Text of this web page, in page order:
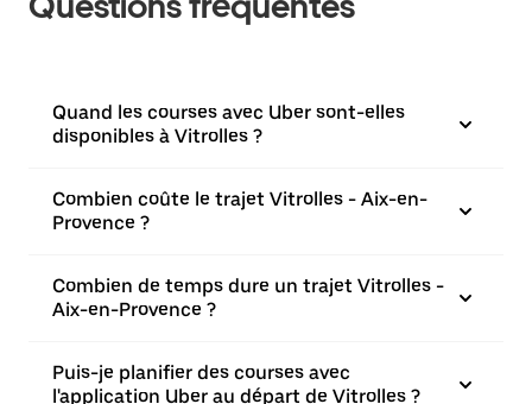
Quand les courses avec Uber sont-elles
disponibles à Vitrolles ?
Combien coûte le trajet Vitrolles - Aix-en-
Provence ?
Combien de temps dure un trajet Vitrolles -
Aix-en-Provence ?
Puis-je planifier des courses avec
l'application Uber au départ de Vitrolles ?